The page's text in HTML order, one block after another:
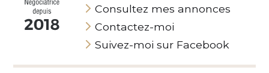
Consultez mes annonces
Contactez-moi
Suivez-moi sur Facebook